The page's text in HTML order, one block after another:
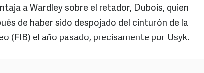
a Wardley sobre el retador, Dubois, quien
de haber sido despojado del cinturón de la
(FIB) el año pasado, precisamente por Usyk.